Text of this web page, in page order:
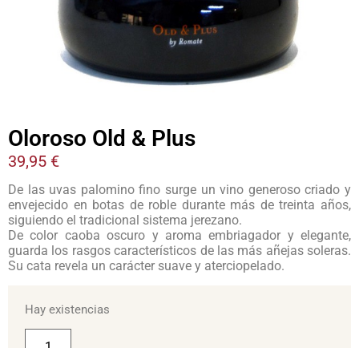
Oloroso Old & Plus
39,95 €
De las uvas palomino fino surge un vino generoso criado y
envejecido en botas de roble durante más de treinta años,
siguiendo el tradicional sistema jerezano.
De color caoba oscuro y aroma embriagador y elegante,
guarda los rasgos característicos de las más añejas soleras.
Su cata revela un carácter suave y aterciopelado.
Hay existencias